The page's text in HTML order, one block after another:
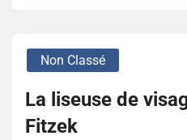
Non Classé
La liseuse de
Fitzek